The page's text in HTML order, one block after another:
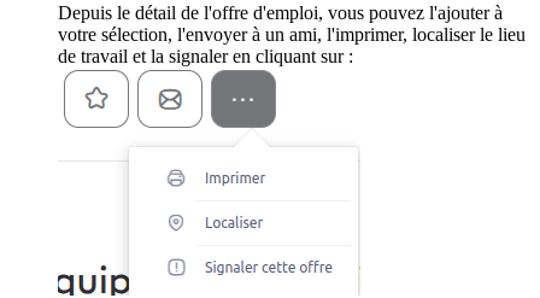
Depuis le détail de l'offre d'emploi, vous pouvez l'ajouter à
votre sélection, l'envoyer à un ami, l'imprimer, localiser le lieu
de travail et la signaler en cliquant sur :